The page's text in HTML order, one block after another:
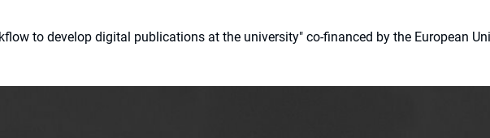
to develop digital publications at the university" co-financed by the European